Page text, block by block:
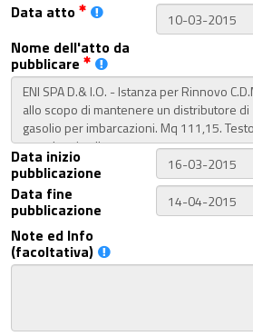
Data atto
Nome dell'atto da
pubblicare
Data inizio
pubblicazione
Data fine
pubblicazione
Note ed Info
(facoltativa)